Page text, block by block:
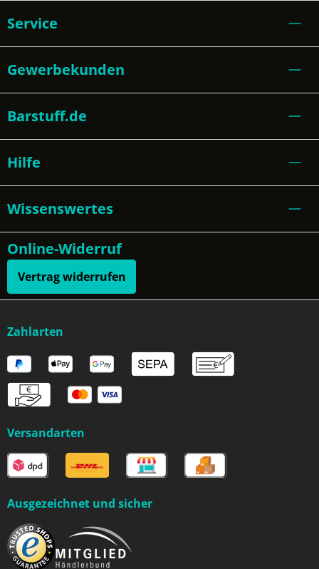
Service
Gewerbekunden
Barstuff.de
Hilfe
Wissenswertes
Online-Widerruf
Vertrag widerrufen
Zahlarten
Versandarten
Ausgezeichnet und sicher